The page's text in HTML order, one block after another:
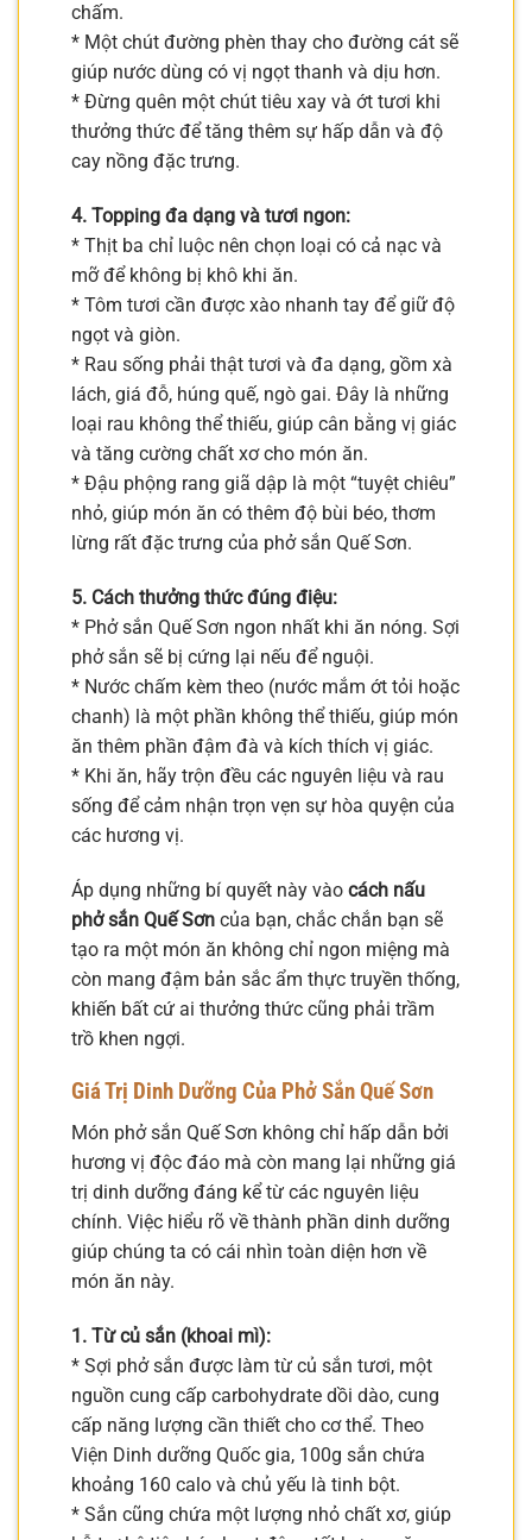
chấm.
* Một chút đường phèn thay cho đường cát sẽ
giúp nước dùng có vị ngọt thanh và dịu hơn.
* Đừng quên một chút tiêu xay và ớt tươi khi
thưởng thức để tăng thêm sự hấp dẫn và độ
cay nồng đặc trưng.
4. Topping đa dạng và tươi ngon:
* Thịt ba chỉ luộc nên chọn loại có cả nạc và
mỡ để không bị khô khi ăn.
* Tôm tươi cần được xào nhanh tay để giữ độ
ngọt và giòn.
* Rau sống phải thật tươi và đa dạng, gồm xà
lách, giá đỗ, húng quế, ngò gai. Đây là những
loại rau không thể thiếu, giúp cân bằng vị giác
và tăng cường chất xơ cho món ăn.
* Đậu phộng rang giã dập là một “tuyệt chiêu”
nhỏ, giúp món ăn có thêm độ bùi béo, thơm
lừng rất đặc trưng của phở sắn Quế Sơn.
5. Cách thưởng thức đúng điệu:
* Phở sắn Quế Sơn ngon nhất khi ăn nóng. Sợi
phở sắn sẽ bị cứng lại nếu để nguội.
* Nước chấm kèm theo (nước mắm ớt tỏi hoặc
chanh) là một phần không thể thiếu, giúp món
ăn thêm phần đậm đà và kích thích vị giác.
* Khi ăn, hãy trộn đều các nguyên liệu và rau
sống để cảm nhận trọn vẹn sự hòa quyện của
các hương vị.
Áp dụng những bí quyết này vào cách nấu
phở sắn Quế Sơn của bạn, chắc chắn bạn sẽ
tạo ra một món ăn không chỉ ngon miệng mà
còn mang đậm bản sắc ẩm thực truyền thống,
khiến bất cứ ai thưởng thức cũng phải trầm
trồ khen ngợi.
Giá Trị Dinh Dưỡng Của Phở Sắn Quế Sơn
Món phở sắn Quế Sơn không chỉ hấp dẫn bởi
hương vị độc đáo mà còn mang lại những giá
trị dinh dưỡng đáng kể từ các nguyên liệu
chính. Việc hiểu rõ về thành phần dinh dưỡng
giúp chúng ta có cái nhìn toàn diện hơn về
món ăn này.
1. Từ củ sắn (khoai mì):
* Sợi phở sắn được làm từ củ sắn tươi, một
nguồn cung cấp carbohydrate dồi dào, cung
cấp năng lượng cần thiết cho cơ thể. Theo
Viện Dinh dưỡng Quốc gia, 100g sắn chứa
khoảng 160 calo và chủ yếu là tinh bột.
* Sắn cũng chứa một lượng nhỏ chất xơ, giúp